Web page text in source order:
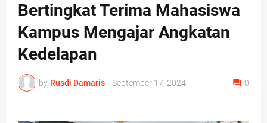
Bertingkat Terima Mahasiswa
Kampus Mengajar Angkatan
Kedelapan
by Rusdi Damaris - September 17, 2024 0